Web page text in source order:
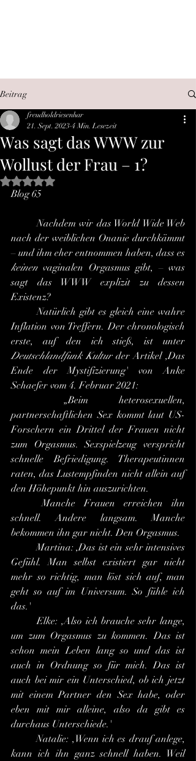
Beitrag
Was sagt das WWW zur
Wollust der Frau – 1?
freudholdriesenhar
21. Sept. 2023 4 Min. Lesezeit
Mit NaN von 5 Sternen bewertet.
Blog 65
	Nachdem wir das World Wide Web
nach der weiblichen Onanie durchkämmt
keinen vaginalen Orgasmus gibt, – was
sagt das WWW explizit zu dessen
Existenz?
	Natürlich gibt es gleich eine wahre
Inflation von Treffern. Der chronologisch
Deutschlandfunk Kultur der Artikel ,Das
Ende der Mystifizierung' von Anke
Schaefer vom 4. Februar 2021:
partnerschaftlichen Sex kommt laut US-
Forschern ein Drittel der Frauen nicht
zum Orgasmus. Sexspielzeug verspricht
schnelle Befriedigung. Therapeutinnen
raten, das Lustempfinden nicht allein auf
den Höhepunkt hin auszurichten.
	Manche Frauen erreichen ihn
schnell. Andere langsam. Manche
bekommen ihn gar nicht. Den Orgasmus.
	Martina: ,Das ist ein sehr intensives
Gefühl. Man selbst existiert gar nicht
mehr so richtig, man löst sich auf, man
geht so auf im Universum. So fühle ich
das.'
	Elke: ,Also ich brauche sehr lange,
um zum Orgasmus zu kommen. Das ist
schon mein Leben lang so und das ist
auch in Ordnung so für mich. Das ist
auch bei mir ein Unterschied, ob ich jetzt
mit einem Partner den Sex habe, oder
eben mit mir alleine, also da gibt es
durchaus Unterschiede.'
	Natalie: ,Wenn ich es drauf anlege,
kann ich ihn ganz schnell haben. Weil